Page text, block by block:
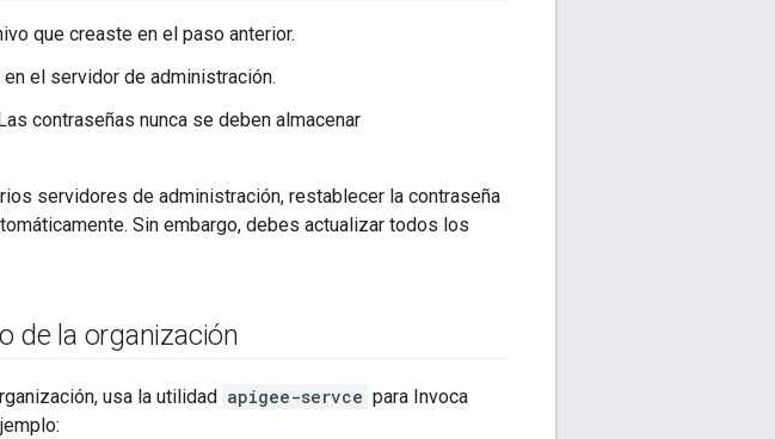
que creaste en el paso anterior.
el servidor de administración.
contraseñas nunca se deben almacenar
servidores de administración, restablecer la contraseña
Sin embargo, debes actualizar todos los
de la organización
usa la utilidad apigee-servce para Invoca